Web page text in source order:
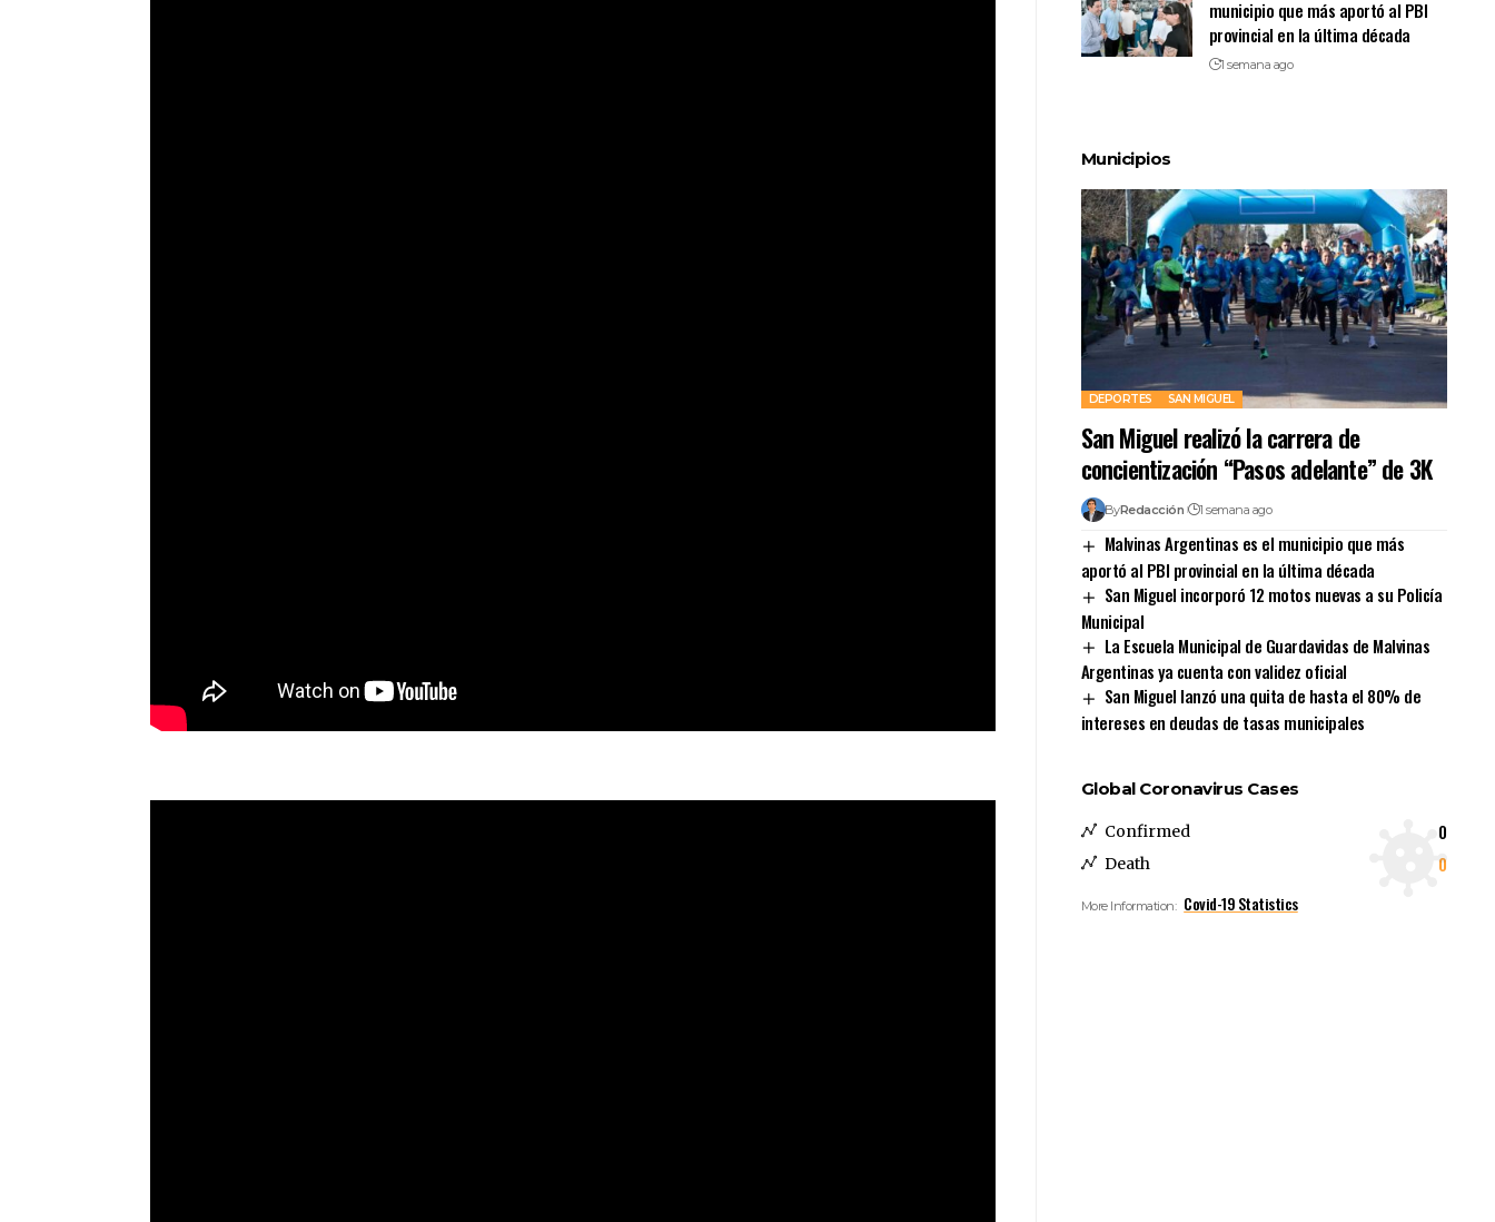
municipio que más aportó al PBI
provincial en la última década
1 semana ago
Municipios
DEPORTES SAN MIGUEL
San Miguel realizó la carrera de
concientización “Pasos adelante” de 3K
ByRedacción 1 semana ago
Malvinas Argentinas es el municipio que más
aportó al PBI provincial en la última década
San Miguel incorporó 12 motos nuevas a su Policía
Municipal
La Escuela Municipal de Guardavidas de Malvinas
Argentinas ya cuenta con validez oficial
San Miguel lanzó una quita de hasta el 80% de
intereses en deudas de tasas municipales
Global Coronavirus Cases
Confirmed 0
Death 0
More Information: Covid-19 Statistics